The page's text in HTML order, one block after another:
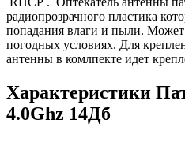
радиопрозрачного пластика
попадания влаги и пыли.
погодных условиях. Для
антенны в комлпекте идет
Характеристики
4.0Ghz 14Дб